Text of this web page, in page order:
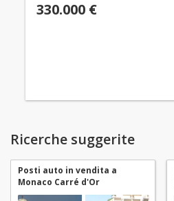
330.000 €
Ricerche suggerite
Posti auto in vendita a
Monaco Carré d'Or